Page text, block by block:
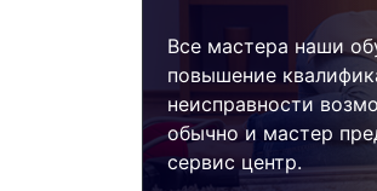
Все мастера наши
повышение
неисправности
обычно и мастер
сервис центр.